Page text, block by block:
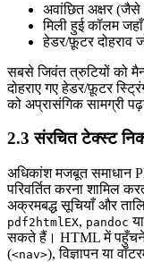
अवांछित अक्षर(जैसे
मिली हुई कॉलमजहाँ
हेडर/फ़ूटर दोहराव
सबसे जिवंत त्रुटियों को
दोहराए गए हेडर/फ़ूटर
को अप्रासंगिक सामग्री
2.3 संरचित टेक्स्ट
अधिकांश मजबूत समाधान
परिवर्तित करना शामिल
अक्रमबद्ध सूचियाँ और
pdf2htmlEX, pandoc
सकते हैं। HTML में पहुँचने
(<nav>), विज्ञापन या